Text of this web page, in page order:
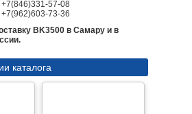
57-08
73-36
BK3500 в Самару и в
каталога